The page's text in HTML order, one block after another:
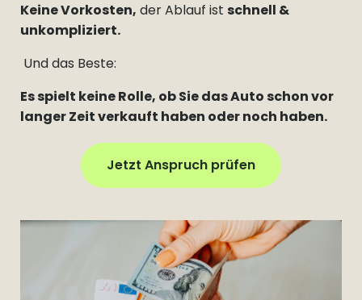
Keine Vorkosten, der Ablauf ist schnell &
unkompliziert.
Und das Beste:
Es spielt keine Rolle, ob Sie das Auto schon vor
langer Zeit verkauft haben oder noch haben.
Jetzt Anspruch prüfen